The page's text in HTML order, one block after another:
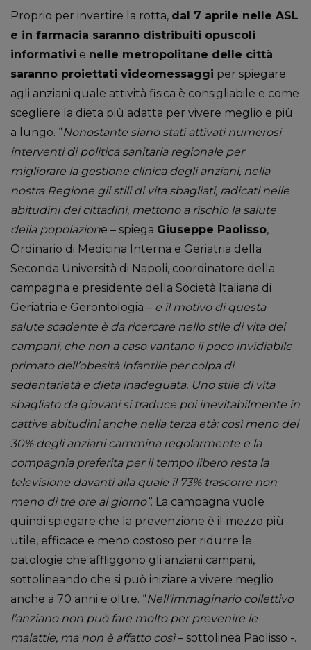
Proprio per invertire la rotta, dal 7 aprile nelle ASL
e in farmacia saranno distribuiti opuscoli
informativi e nelle metropolitane delle città
saranno proiettati videomessaggi per spiegare
agli anziani quale attività fisica è consigliabile e come
scegliere la dieta più adatta per vivere meglio e più
a lungo. “Nonostante siano stati attivati numerosi
interventi di politica sanitaria regionale per
migliorare la gestione clinica degli anziani, nella
nostra Regione gli stili di vita sbagliati, radicati nelle
abitudini dei cittadini, mettono a rischio la salute
della popolazione – spiega Giuseppe Paolisso,
Ordinario di Medicina Interna e Geriatria della
Seconda Università di Napoli, coordinatore della
campagna e presidente della Società Italiana di
Geriatria e Gerontologia – e il motivo di questa
salute scadente è da ricercare nello stile di vita dei
campani, che non a caso vantano il poco invidiabile
primato dell’obesità infantile per colpa di
sedentarietà e dieta inadeguata. Uno stile di vita
sbagliato da giovani si traduce poi inevitabilmente in
cattive abitudini anche nella terza età: così meno del
30% degli anziani cammina regolarmente e la
compagnia preferita per il tempo libero resta la
televisione davanti alla quale il 73% trascorre non
meno di tre ore al giorno”. La campagna vuole
quindi spiegare che la prevenzione è il mezzo più
utile, efficace e meno costoso per ridurre le
patologie che affliggono gli anziani campani,
sottolineando che si può iniziare a vivere meglio
anche a 70 anni e oltre. “Nell’immaginario collettivo
l’anziano non può fare molto per prevenire le
malattie, ma non è affatto così– sottolinea Paolisso -.